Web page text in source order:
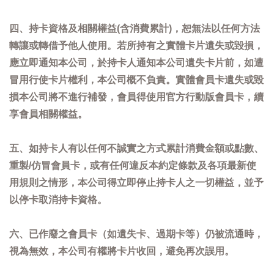
四、持卡資格及相關權益(含消費累計)，恕無法以任何方法
轉讓或轉借予他人使用。若所持有之實體卡片遺失或毀損，
應立即通知本公司，於持卡人通知本公司遺失卡片前，如遭
冒用行使卡片權利，本公司概不負責。實體會員卡遺失或毀
損本公司將不進行補發，會員得使用官方行動版會員卡，續
享會員相關權益。
五、如持卡人有以任何不誠實之方式累計消費金額或點數、
重製/仿冒會員卡，或有任何違反本約定條款及各項最新使
用規則之情形，本公司得立即停止持卡人之一切權益，並予
以停卡取消持卡資格。
六、已作廢之會員卡（如遺失卡、過期卡等）仍被流通時，
視為無效，本公司有權將卡片收回，避免再次誤用。